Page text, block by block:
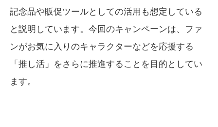
記念品や販促ツールとしての活用も想定している
と説明しています。今回のキャンペーンは、ファ
ンがお気に入りのキャラクターなどを応援する
「推し活」をさらに推進することを目的としてい
ます。